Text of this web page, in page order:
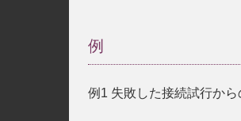
例
例1 失敗した接続試行か